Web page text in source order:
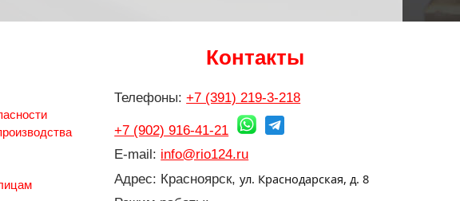
Контакты
Телефоны:+7 (391) 219-3-218
+7 (902) 916-41-21
E-mail: info@rio124.ru
Адрес: Красноярск,ул. Краснодарская, д. 8